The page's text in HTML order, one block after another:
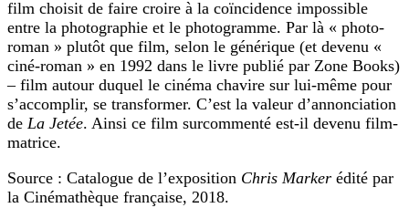
film choisit de faire croire à la coïncidence impossible
entre la photographie et le photogramme. Par là « photo-
roman » plutôt que film, selon le générique (et devenu «
ciné-roman » en 1992 dans le livre publié par Zone Books)
– film autour duquel le cinéma chavire sur lui-même pour
s’accomplir, se transformer. C’est la valeur d’annonciation
de La Jetée. Ainsi ce film surcommenté est-il devenu film-
matrice.
Source : Catalogue de l’exposition Chris Marker édité par
la Cinémathèque française, 2018.